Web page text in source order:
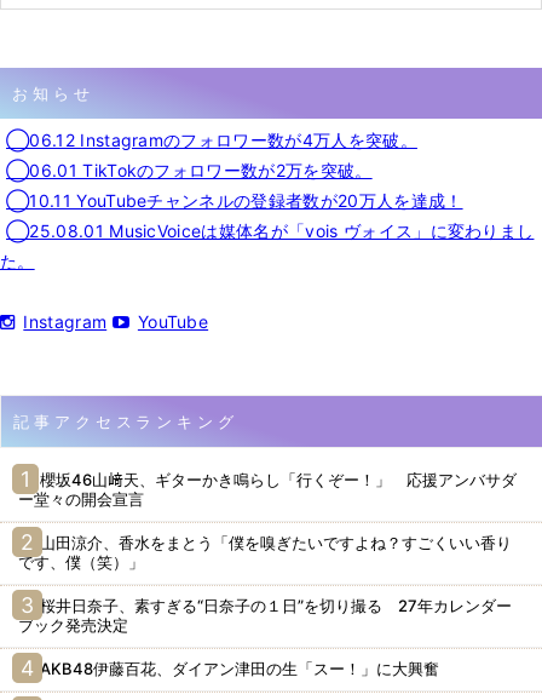
お知らせ
◯06.12 Instagramのフォロワー数が4万人を突破。
◯06.01 TikTokのフォロワー数が2万を突破。
◯10.11 YouTubeチャンネルの登録者数が20万人を達成！
◯25.08.01 MusicVoiceは媒体名が「vois ヴォイス」に変わりまし
た。
Instagram YouTube
記事アクセスランキング
櫻坂46山﨑天、ギターかき鳴らし「行くぞー！」 応援アンバサダ
ー堂々の開会宣言
山田涼介、香水をまとう「僕を嗅ぎたいですよね？すごくいい香り
です、僕（笑）」
桜井日奈子、素すぎる“日奈子の１日”を切り撮る 27年カレンダー
ブック発売決定
AKB48伊藤百花、ダイアン津田の生「スー！」に大興奮